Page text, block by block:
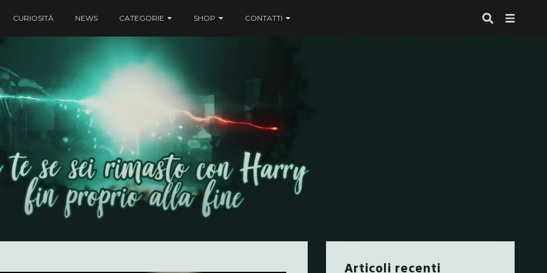
CURIOSITÀ NEWS CATEGORIE SHOP CONTATTI
rimasto con Harry fin proprio alla fine
Articoli recenti